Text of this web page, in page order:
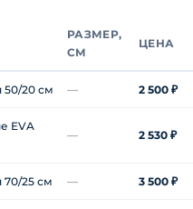
РАЗМЕР,
СМ
ЦЕНА
50/20 см — 2 500 ₽
EVA
— 2 530 ₽
25 см — 3 500 ₽